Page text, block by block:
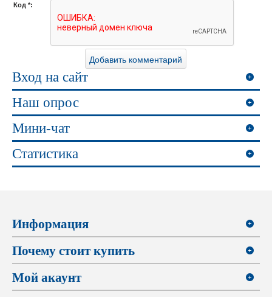
Код *:
Вход на сайт
Наш опрос
Мини-чат
Статистика
Информация
Почему стоит купить
Мой акаунт